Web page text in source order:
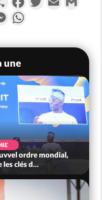
Messenger
une
ordre mondial,
clés d...